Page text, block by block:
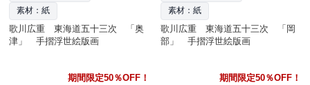
素材：紙
歌川広重 東海道五十三次 「奥
津」 手摺浮世絵版画
期間限定50％OFF！
素材：紙
歌川広重 東海道五十三次 「岡
部」 手摺浮世絵版画
期間限定50％OFF！